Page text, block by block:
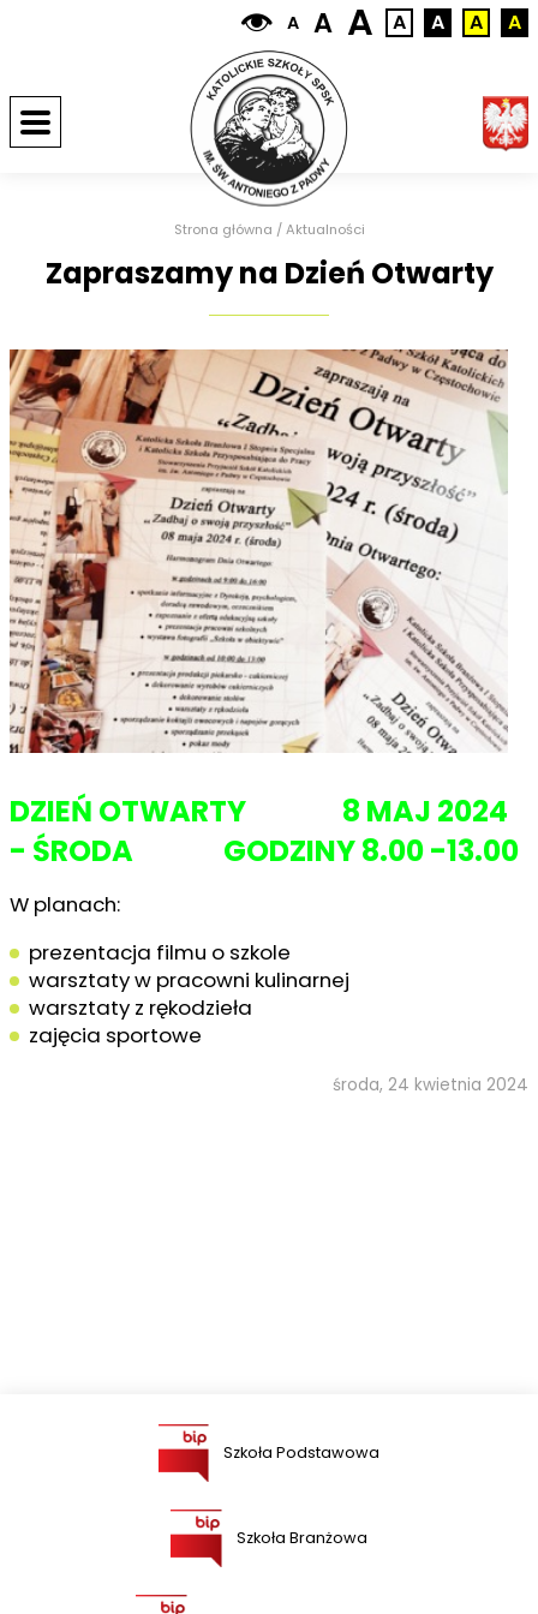
A A A A A A A
Strona główna /Aktualności
Zapraszamy na Dzień Otwarty
DZIEŃ OTWARTY 8 MAJ 2024
- ŚRODA GODZINY 8.00 -13.00
W planach:
prezentacja filmu o szkole
warsztaty w pracowni kulinarnej
warsztaty z rękodzieła
zajęcia sportowe
środa, 24 kwietnia 2024
Szkoła Podstawowa
Szkoła Branżowa